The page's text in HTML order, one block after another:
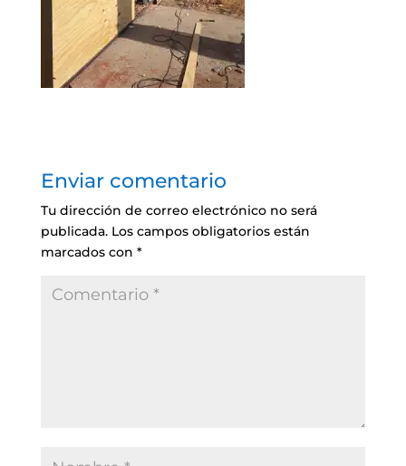
Enviar comentario
Tu dirección de correo electrónico no será
publicada. Los campos obligatorios están
marcados con *